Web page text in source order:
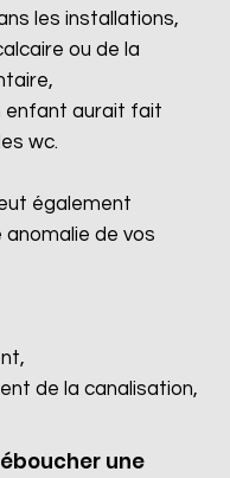
les installations,
ou de la
enfant aurait fait
wc.
également
anomalie de vos
de la canalisation,
une